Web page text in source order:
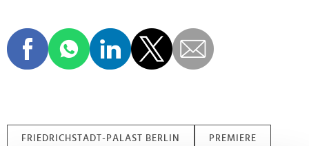
FRIEDRICHSTADT-PALAST BERLIN PREMIERE